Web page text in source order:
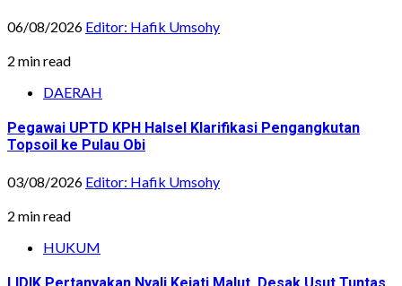
06/08/2026 Editor: Hafik Umsohy
2 min read
DAERAH
Pegawai UPTD KPH Halsel Klarifikasi Pengangkutan
Topsoil ke Pulau Obi
03/08/2026 Editor: Hafik Umsohy
2 min read
HUKUM